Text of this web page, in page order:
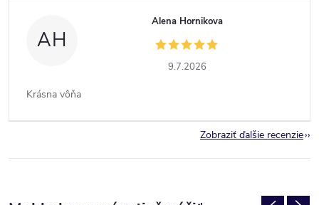
AH
Alena Hornikova
9.7.2026
Krásna vôňa
Zobraziť ďalšie recenzie